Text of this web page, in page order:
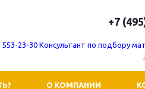
+7
553-23-30 Консультант по подбору
О КОМПАНИИ